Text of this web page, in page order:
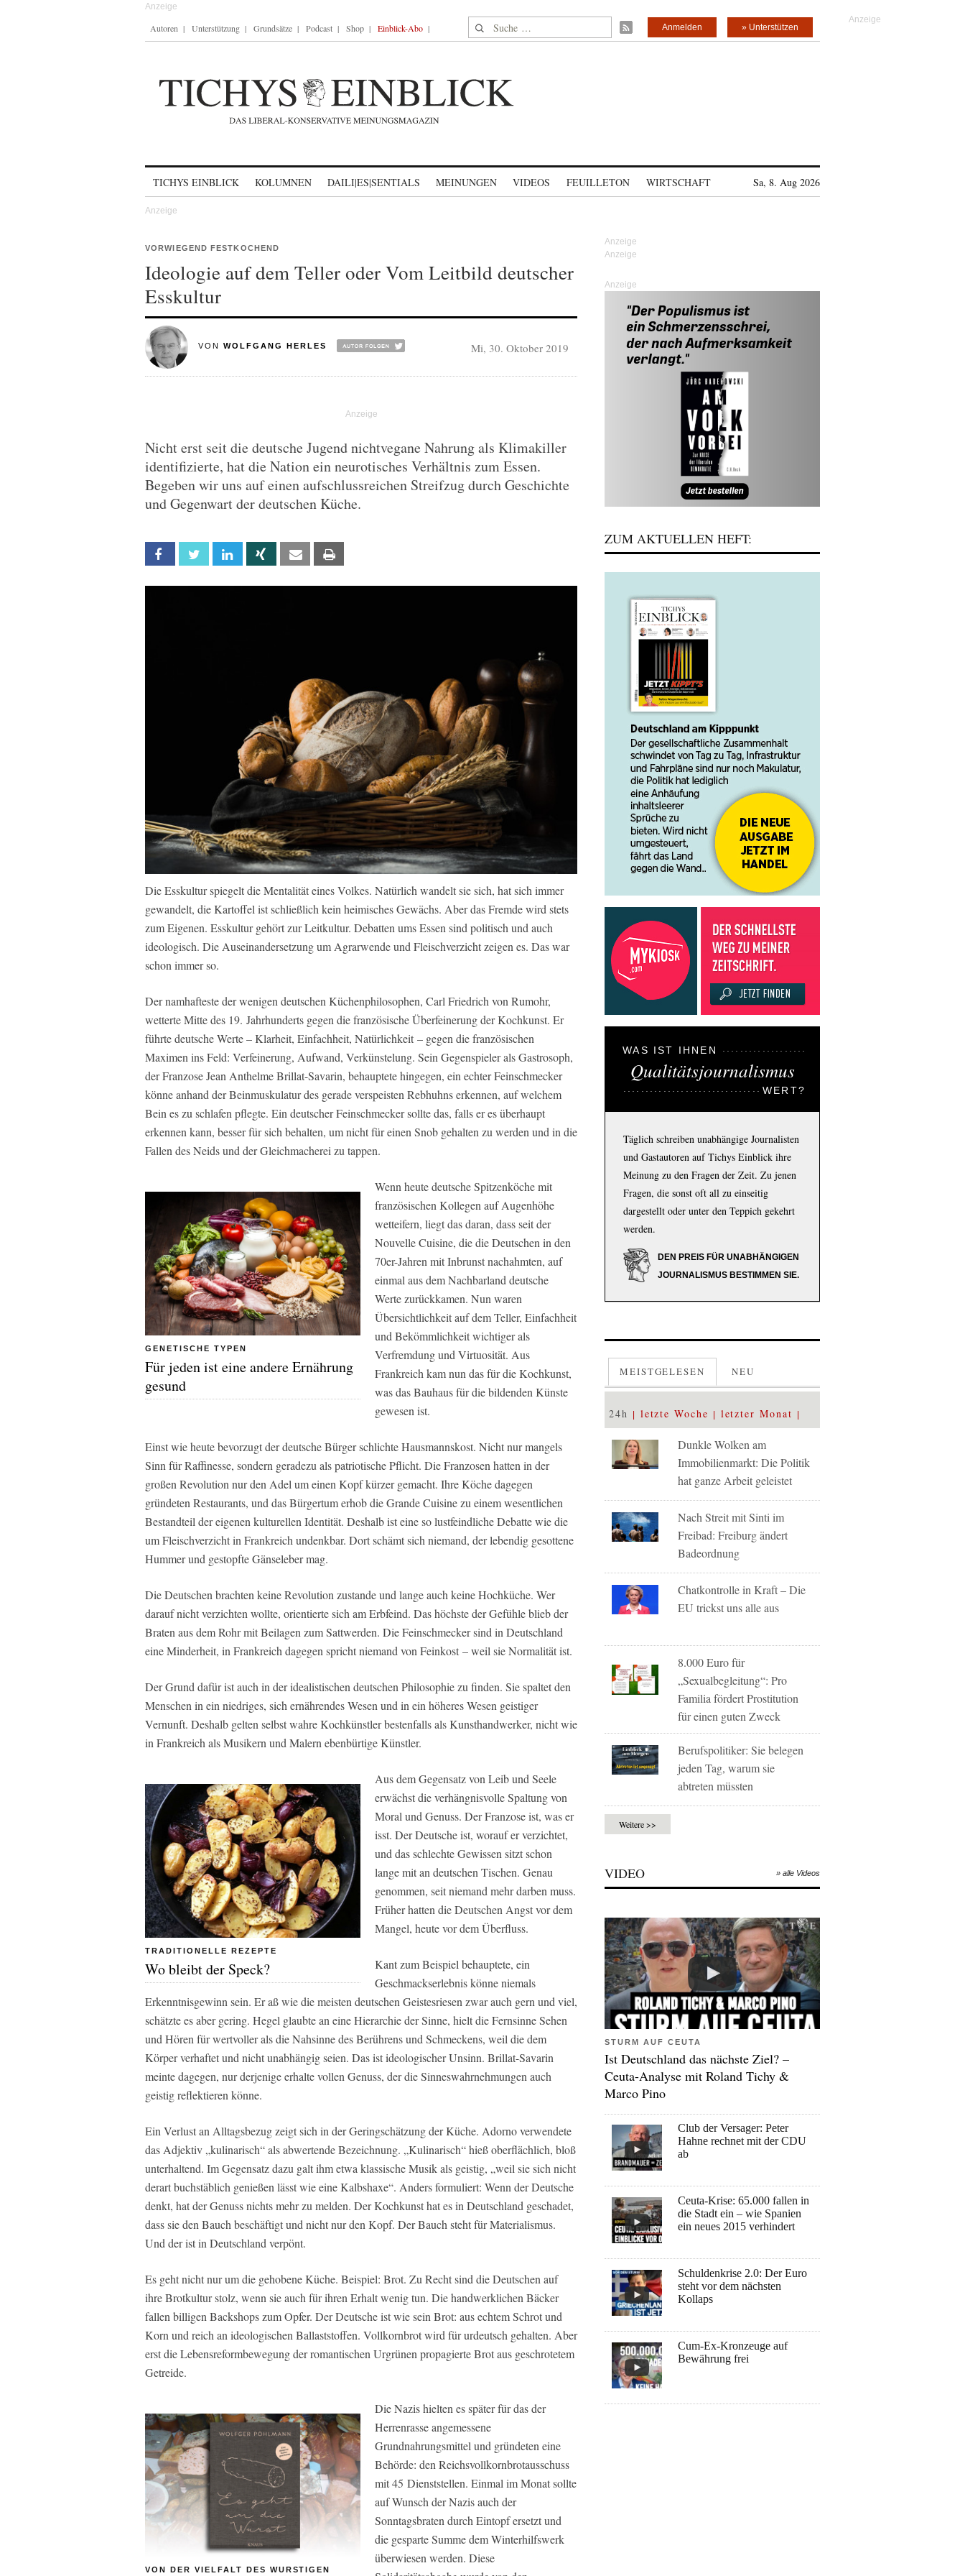
Autoren Unterstützung Grundsätze Podcast Shop Einblick-Abo Suche nach: » Unterstützen
Anmelden
TICHYS EINBLICK KOLUMNEN DAILI|ES|SENTIALS MEINUNGEN VIDEOS FEUILLETON WIRTSCHAFT Sa, 8. Aug 2026
VORWIEGEND FESTKOCHEND
Ideologie auf dem Teller oder Vom Leitbild deutscher
Esskultur
VON WOLFGANG HERLES Mi, 30. Oktober 2019
Nicht erst seit die deutsche Jugend nichtvegane Nahrung als Klimakiller
identifizierte, hat die Nation ein neurotisches Verhältnis zum Essen.
Begeben wir uns auf einen aufschlussreichen Streifzug durch Geschichte
und Gegenwart der deutschen Küche.
Facebook Twitter Linkedin Xing Email
Die Esskultur spiegelt die Mentalität eines Volkes. Natürlich wandelt sie sich, hat sich immer
gewandelt, die Kartoffel ist schließlich kein heimisches Gewächs. Aber das Fremde wird stets
zum Eigenen. Esskultur gehört zur Leitkultur. Debatten ums Essen sind politisch und auch
ideologisch. Die Auseinandersetzung um Agrarwende und Fleischverzicht zeigen es. Das war
schon immer so.
Der namhafteste der wenigen deutschen Küchenphilosophen, Carl Friedrich von Rumohr,
wetterte Mitte des 19. Jahrhunderts gegen die französische Überfeinerung der Kochkunst. Er
führte deutsche Werte – Klarheit, Einfachheit, Natürlichkeit – gegen die französischen
Maximen ins Feld: Verfeinerung, Aufwand, Verkünstelung. Sein Gegenspieler als Gastrosoph,
der Franzose Jean Anthelme Brillat-Savarin, behauptete hingegen, ein echter Feinschmecker
könne anhand der Beinmuskulatur des gerade verspeisten Rebhuhns erkennen, auf welchem
Bein es zu schlafen pflegte. Ein deutscher Feinschmecker sollte das, falls er es überhaupt
erkennen kann, besser für sich behalten, um nicht für einen Snob gehalten zu werden und in die
Fallen des Neids und der Gleichmacherei zu tappen.
GENETISCHE TYPEN
Für jeden ist eine andere Ernährung
gesund
Wenn heute deutsche Spitzenköche mit
französischen Kollegen auf Augenhöhe
wetteifern, liegt das daran, dass seit der
Nouvelle Cuisine, die die Deutschen in den
70er-Jahren mit Inbrunst nachahmten, auf
einmal aus dem Nachbarland deutsche
Werte zurückkamen. Nun waren
Übersichtlichkeit auf dem Teller, Einfachheit
und Bekömmlichkeit wichtiger als
Verfremdung und Virtuosität. Aus
Frankreich kam nun das für die Kochkunst,
was das Bauhaus für die bildenden Künste
gewesen ist.
Einst wie heute bevorzugt der deutsche Bürger schlichte Hausmannskost. Nicht nur mangels
Sinn für Raffinesse, sondern geradezu als patriotische Pflicht. Die Franzosen hatten in der
großen Revolution nur den Adel um einen Kopf kürzer gemacht. Ihre Köche dagegen
gründeten Restaurants, und das Bürgertum erhob die Grande Cuisine zu einem wesentlichen
Bestandteil der eigenen kulturellen Identität. Deshalb ist eine so lustfeindliche Debatte wie die
um Fleischverzicht in Frankreich undenkbar. Dort schämt sich niemand, der lebendig gesottene
Hummer und gestopfte Gänseleber mag.
Die Deutschen brachten keine Revolution zustande und lange auch keine Hochküche. Wer
darauf nicht verzichten wollte, orientierte sich am Erbfeind. Das höchste der Gefühle blieb der
Braten aus dem Rohr mit Beilagen zum Sattwerden. Die Feinschmecker sind in Deutschland
eine Minderheit, in Frankreich dagegen spricht niemand von Feinkost – weil sie Normalität ist.
Der Grund dafür ist auch in der idealistischen deutschen Philosophie zu finden. Sie spaltet den
Menschen in ein niedriges, sich ernährendes Wesen und in ein höheres Wesen geistiger
Vernunft. Deshalb gelten selbst wahre Kochkünstler bestenfalls als Kunsthandwerker, nicht wie
in Frankreich als Musikern und Malern ebenbürtige Künstler.
TRADITIONELLE REZEPTE
Wo bleibt der Speck?
Aus dem Gegensatz von Leib und Seele
erwächst die verhängnisvolle Spaltung von
Moral und Genuss. Der Franzose ist, was er
isst. Der Deutsche ist, worauf er verzichtet,
und das schlechte Gewissen sitzt schon
lange mit an deutschen Tischen. Genau
genommen, seit niemand mehr darben muss.
Früher hatten die Deutschen Angst vor dem
Mangel, heute vor dem Überfluss.
Kant zum Beispiel behauptete, ein
Geschmackserlebnis könne niemals
Erkenntnisgewinn sein. Er aß wie die meisten deutschen Geistesriesen zwar auch gern und viel,
schätzte es aber gering. Hegel glaubte an eine Hierarchie der Sinne, hielt die Fernsinne Sehen
und Hören für wertvoller als die Nahsinne des Berührens und Schmeckens, weil die dem
Körper verhaftet und nicht unabhängig seien. Das ist ideologischer Unsinn. Brillat-Savarin
meinte dagegen, nur derjenige erhalte vollen Genuss, der die Sinneswahrnehmungen auch
geistig reflektieren könne.
Ein Verlust an Alltagsbezug zeigt sich in der Geringschätzung der Küche. Adorno verwendete
das Adjektiv „kulinarisch“ als abwertende Bezeichnung. „Kulinarisch“ hieß oberflächlich, bloß
unterhaltend. Im Gegensatz dazu galt ihm etwa klassische Musik als geistig, „weil sie sich nicht
derart buchstäblich genießen lässt wie eine Kalbshaxe“. Anders formuliert: Wenn der Deutsche
denkt, hat der Genuss nichts mehr zu melden. Der Kochkunst hat es in Deutschland geschadet,
dass sie den Bauch beschäftigt und nicht nur den Kopf. Der Bauch steht für Materialismus.
Und der ist in Deutschland verpönt.
Es geht nicht nur um die gehobene Küche. Beispiel: Brot. Zu Recht sind die Deutschen auf
ihre Brotkultur stolz, wenn sie auch für ihren Erhalt wenig tun. Die handwerklichen Bäcker
fallen billigen Backshops zum Opfer. Der Deutsche ist wie sein Brot: aus echtem Schrot und
Korn und reich an ideologischen Ballaststoffen. Vollkornbrot wird für urdeutsch gehalten. Aber
erst die Lebensreformbewegung der romantischen Urgrünen propagierte Brot aus geschrotetem
Getreide.
VON DER VIELFALT DES WURSTIGEN
Die Nazis hielten es später für das der
Herrenrasse angemessene
Grundnahrungsmittel und gründeten eine
Behörde: den Reichsvollkornbrotausschuss
mit 45 Dienststellen. Einmal im Monat sollte
auf Wunsch der Nazis auch der
Sonntagsbraten durch Eintopf ersetzt und
die gesparte Summe dem Winterhilfswerk
überwiesen werden. Diese
Anzeige
ZUM AKTUELLEN HEFT:
WAS IST IHNEN
Qualitätsjournalismus
WERT?
Täglich schreiben unabhängige Journalisten
und Gastautoren auf Tichys Einblick ihre
Meinung zu den Fragen der Zeit. Zu jenen
Fragen, die sonst oft all zu einseitig
dargestellt oder unter den Teppich gekehrt
werden.
DEN PREIS FÜR UNABHÄNGIGEN
JOURNALISMUS BESTIMMEN SIE.
MEISTGELESEN NEU
24h letzte Woche letzter Monat
Dunkle Wolken am
Immobilienmarkt: Die Politik
hat ganze Arbeit geleistet
Nach Streit mit Sinti im
Freibad: Freiburg ändert
Badeordnung
Chatkontrolle in Kraft – Die
EU trickst uns alle aus
8.000 Euro für
„Sexualbegleitung“: Pro
Familia fördert Prostitution
für einen guten Zweck
Berufspolitiker: Sie belegen
jeden Tag, warum sie
abtreten müssten
Weitere >>
VIDEO » alle Videos
STURM AUF CEUTA
Ist Deutschland das nächste Ziel? –
Ceuta-Analyse mit Roland Tichy &
Marco Pino
Club der Versager: Peter
Hahne rechnet mit der CDU
ab
Ceuta-Krise: 65.000 fallen in
die Stadt ein – wie Spanien
ein neues 2015 verhindert
Schuldenkrise 2.0: Der Euro
steht vor dem nächsten
Kollaps
Cum-Ex-Kronzeuge auf
Bewährung frei